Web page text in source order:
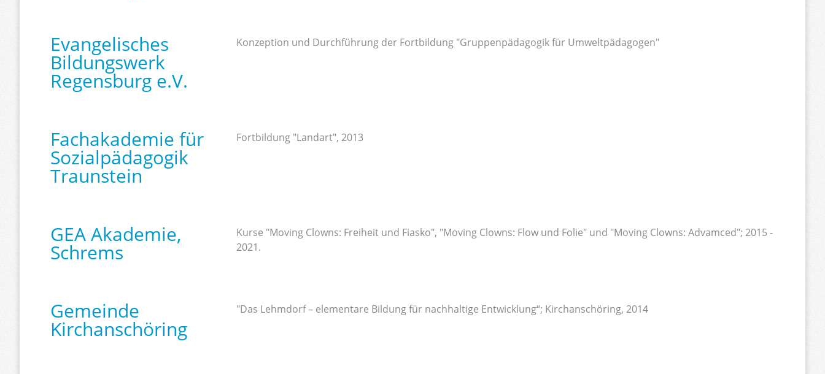
Evangelisches
Bildungswerk
Regensburg e.V.
Konzeption und Durchführung der Fortbildung "Gruppenpädagogik für Umweltpädagogen"
Fachakademie für
Sozialpädagogik
Traunstein
Fortbildung "Landart", 2013
GEA Akademie,
Schrems
Kurse "Moving Clowns: Freiheit und Fiasko", "Moving Clowns: Flow und Folie" und "Moving Clowns: Advamced"; 2015 -
2021.
Gemeinde
Kirchanschöring
"Das Lehmdorf – elementare Bildung für nachhaltige Entwicklung“; Kirchanschöring, 2014